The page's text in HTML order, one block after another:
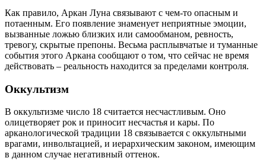
Как правило, Аркан Луна связывают с чем-то опасным и
потаенным. Его появление знаменует неприятные эмоции,
вызванные ложью близких или самообманом, ревность,
тревогу, скрытые препоны. Весьма расплывчатые и туманные
события этого Аркана сообщают о том, что сейчас не время
действовать – реальность находится за пределами контроля.
Оккультизм
В оккультизме число 18 считается несчастливым. Оно
олицетворяет рок и приносит несчастья и кары. По
арканологической традиции 18 связывается с оккультными
врагами, инвольтацией, и иерархическим законом, имеющим
в данном случае негативный оттенок.